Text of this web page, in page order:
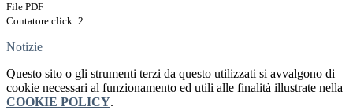
File PDF
Contatore click: 2
Notizie
Questo sito o gli strumenti terzi da questo utilizzati si avvalgono di
cookie necessari al funzionamento ed utili alle finalità illustrate nella
COOKIE POLICY.